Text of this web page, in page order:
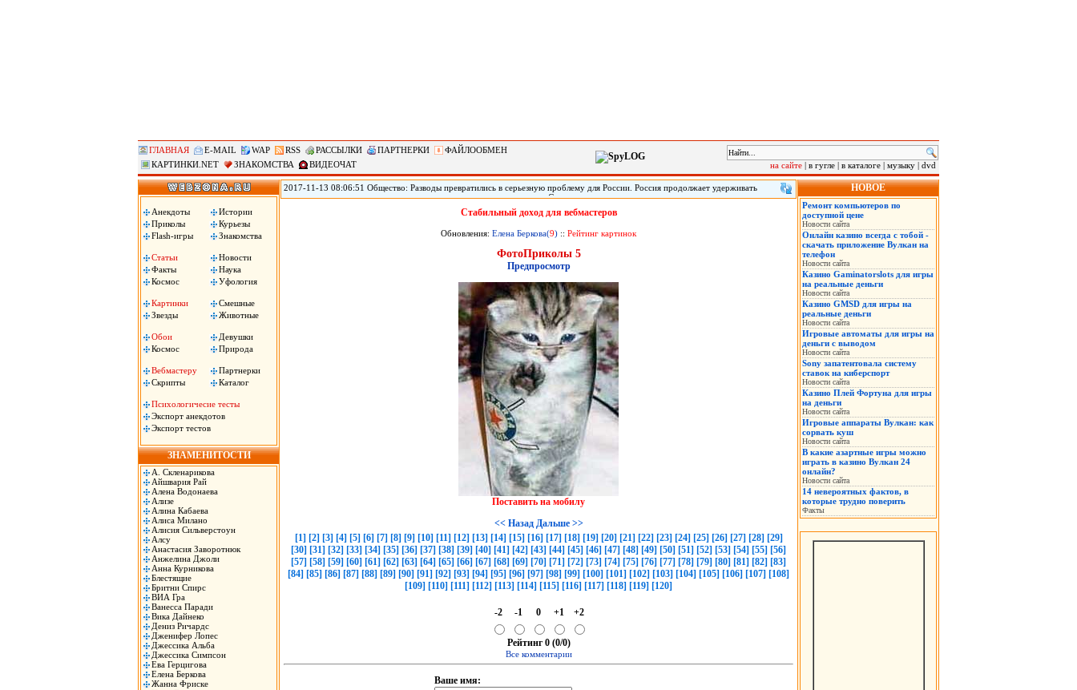
ГЛАВНАЯ E-MAIL WAP RSS РАССЫЛКИ ПАРТНЕРКИ
ФАЙЛООБМЕН
КАРТИНКИ.NET
ЗНАКОМСТВА ВИДЕОЧАТ на сайте | в гугле | в каталоге | музыку | dvd
Анекдоты
Истории
Приколы
Курьезы
Flash-игры
Знакомства
Статьи
Новости
Факты
Наука
Космос
Уфология
Картинки
Смешные
Звезды
Животные
Обои
Девушки
Космос
Природа
Вебмастеру
Партнерки
Скрипты
Каталог
Психологичесие тесты
Экспорт анекдотов
Экспорт тестов
ЗНАМЕНИТОСТИ
А. Скленарикова
Айшвария Рай
Алена Водонаева
Ализе
Алина Кабаева
Алиса Милано
Алисия Сильверстоун
Алсу
Анастасия Заворотнюк
Анжелина Джоли
Анна Курникова
Блестящие
Бритни Спирс
ВИА Гра
Ванесса Паради
Вика Дайнеко
Дениз Ричардс
Дженифер Лопес
Джессика Альба
Джессика Симпсон
Ева Герцигова
Елена Беркова
Жанна Фриске
2017-11-13 08:06:51 Общество: Разводы превратились в серьезную проблему для России. Россия продолжает удерживать
мировое лидерство по такому показателю, как количество разводов. Социологи называют это одним из главных
демографических вызовов и, как следствие, потенциальных угроз для экономики. Но чтобы укрепить институт семьи,
необходимо определиться с вектором его развития.Стабильный доход для вебмастеров
Обновления: Елена Беркова(9) :: Рейтинг картинок
ФотоПриколы 5
Предпросмотр
Поставить на мобилу
<< Назад Дальше >>
[1] [2] [3] [4] [5] [6] [7] [8] [9] [10] [11] [12] [13] [14] [15] [16] [17] [18] [19] [20] [21] [22] [23] [24] [25] [26] [27] [28] [29]
[30] [31] [32] [33] [34] [35] [36] [37] [38] [39] [40] [41] [42] [43] [44] [45] [46] [47] [48] [49] [50] [51] [52] [53] [54] [55] [56]
[57] [58] [59] [60] [61] [62] [63] [64] [65] [66] [67] [68] [69] [70] [71] [72] [73] [74] [75] [76] [77] [78] [79] [80] [81] [82] [83]
[84] [85] [86] [87] [88] [89] [90] [91] [92] [93] [94] [95] [96] [97] [98] [99] [100] [101] [102] [103] [104] [105] [106] [107] [108]
[109] [110] [111] [112] [113] [114] [115] [116] [117] [118] [119] [120]
-2 -1 0 +1 +2
Рейтинг 0 (0/0)
Все комментарии
Ваше имя:
НОВОЕ
Ремонт компьютеров по
доступной цене
Новости сайта
Онлайн казино всегда с тобой -
скачать приложение Вулкан на
телефон
Новости сайта
Казино Gaminatorslots для игры
на реальные деньги
Новости сайта
Казино GMSD для игры на
реальные деньги
Новости сайта
Игровые автоматы для игры на
деньги с выводом
Новости сайта
Sony запатентовала систему
ставок на киберспорт
Новости сайта
Казино Плей Фортуна для игры
на деньги
Новости сайта
Игровые аппараты Вулкан: как
сорвать куш
Новости сайта
В какие азартные игры можно
играть в казино Вулкан 24
онлайн?
Новости сайта
14 невероятных фактов, в
которые трудно поверить
Факты